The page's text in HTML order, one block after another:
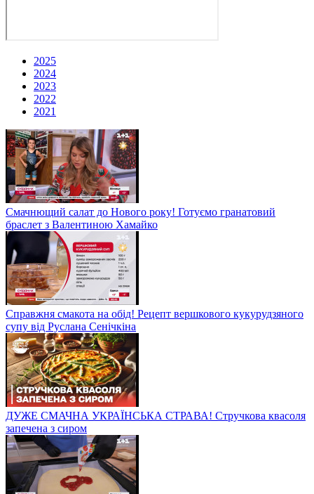
2025
2024
2023
2022
2021
Смачнющий салат до Нового року! Готуємо гранатовий
браслет з Валентиною Хамайко
Справжня смакота на обід! Рецепт вершкового кукурудзяного
супу від Руслана Сенічкіна
ДУЖЕ СМАЧНА УКРАЇНСЬКА СТРАВА! Стручкова квасоля
запечена з сиром